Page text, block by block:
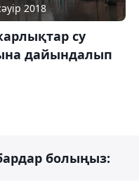
2018
су
дайындалып
болыңыз: